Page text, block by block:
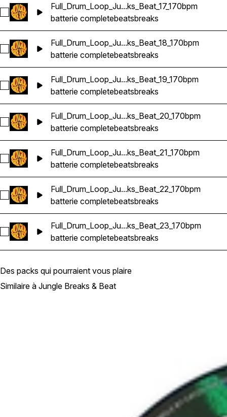
Sélectionnez
Full_Drum_Loop_Ju...ks_Beat_17_170bpm
batterie completebeatsbreaks
Sélectionnez
Full_Drum_Loop_Ju...ks_Beat_18_170bpm
batterie completebeatsbreaks
Sélectionnez
Full_Drum_Loop_Ju...ks_Beat_19_170bpm
batterie completebeatsbreaks
Sélectionnez
Full_Drum_Loop_Ju...ks_Beat_20_170bpm
batterie completebeatsbreaks
Sélectionnez
Full_Drum_Loop_Ju...ks_Beat_21_170bpm
batterie completebeatsbreaks
Sélectionnez
Full_Drum_Loop_Ju...ks_Beat_22_170bpm
batterie completebeatsbreaks
Sélectionnez
Full_Drum_Loop_Ju...ks_Beat_23_170bpm
batterie completebeatsbreaks
Des packs qui pourraient vous plaire
Similaire à Jungle Breaks & Beat